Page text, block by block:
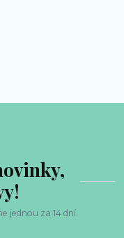
jednou za 14 dní.